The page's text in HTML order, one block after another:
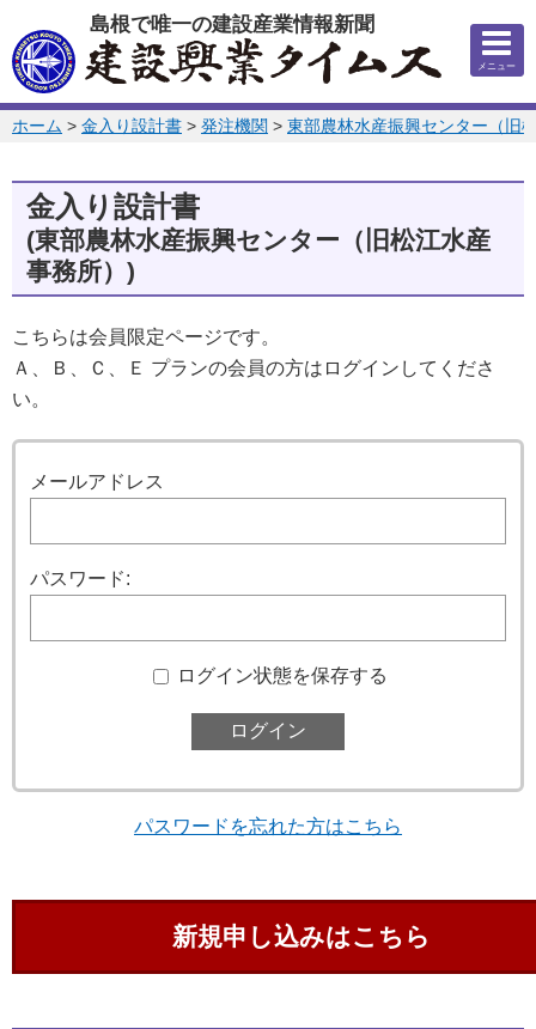
このページの本文へ
島根で唯一の建設産業情報新聞
メニュー
このページの位置:
ホーム > 金入り設計書 > 発注機関 > 東部農林水産振興センター（旧
金入り設計書
(東部農林水産振興センター（旧松江水産
事務所）)
こちらは会員限定ページです。
Ａ、Ｂ、Ｃ、Ｅ プランの会員の方はログインしてくださ
い。
メールアドレス
パスワード:
ログイン状態を保存する
パスワードを忘れた方はこちら
新規申し込みはこちら